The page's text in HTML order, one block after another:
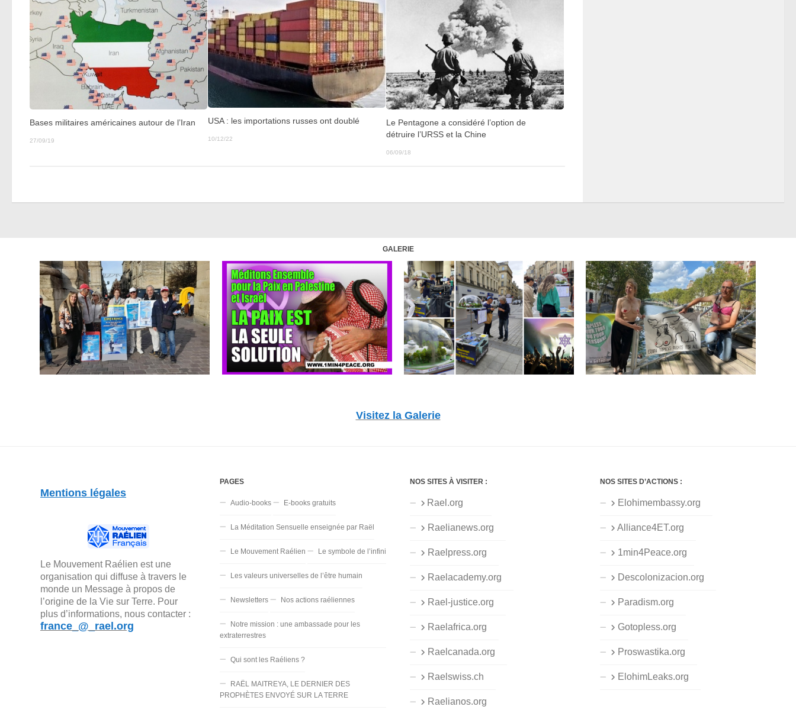
Bases militaires américaines autour de l’Iran
27/09/19
USA : les importations russes ont doublé
10/12/22
Le Pentagone a considéré l’option de
détruire l’URSS et la Chine
06/09/18
GALERIE
Visitez la Galerie
Mentions légales
Le Mouvement Raélien est une
organisation qui diffuse à travers le
monde un Message à propos de
l’origine de la Vie sur Terre. Pour
plus d’informations, nous contacter :
france_@_rael.org
PAGES
Audio-books E-books gratuits
La Méditation Sensuelle enseignée par Raël
Le Mouvement Raélien Le symbole de l’infini
Les valeurs universelles de l’être humain
Newsletters Nos actions raéliennes
Notre mission : une ambassade pour les
extraterrestres
Qui sont les Raéliens ?
RAËL MAITREYA, LE DERNIER DES
PROPHÈTES ENVOYÉ SUR LA TERRE
NOS SITES À VISITER :
Rael.org
Raelianews.org
Raelpress.org
Raelacademy.org
Rael-justice.org
Raelafrica.org
Raelcanada.org
Raelswiss.ch
Raelianos.org
NOS SITES D’ACTIONS :
Elohimembassy.org
Alliance4ET.org
1min4Peace.org
Descolonizacion.org
Paradism.org
Gotopless.org
Proswastika.org
ElohimLeaks.org